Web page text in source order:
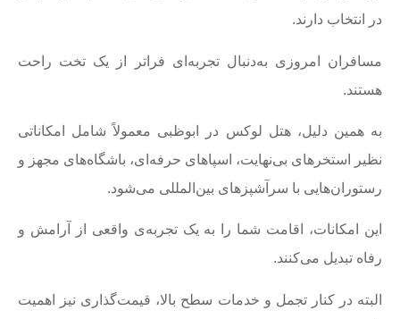
در انتخاب دارند.
مسافران امروزی به‌دنبال تجربه‌ای فراتر از یک تخت راحت
هستند.
به همین دلیل، هتل لوکس در ابوظبی معمولاً شامل امکاناتی
نظیر استخرهای بی‌نهایت، اسپاهای حرفه‌ای، باشگاه‌های مجهز و
رستوران‌هایی با سرآشپزهای بین‌المللی می‌شود.
این امکانات، اقامت شما را به یک تجربه‌ی واقعی از آرامش و
رفاه تبدیل می‌کنند.
البته در کنار تجمل و خدمات سطح بالا، قیمت‌گذاری نیز اهمیت